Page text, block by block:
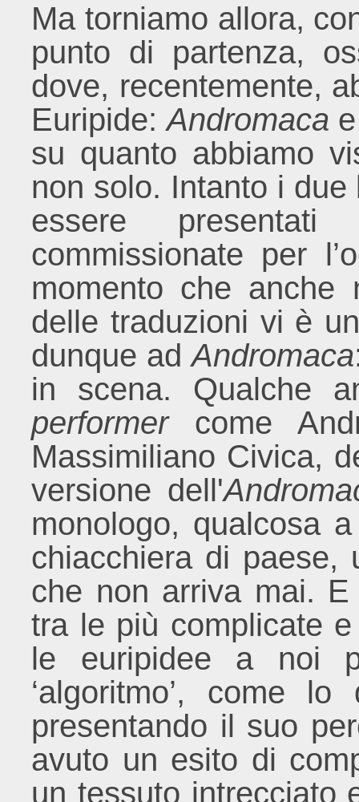
Ma torniamo allora,
punto di partenza,
dove, recentemente,
Euripide:Andromaca
su quanto abbiamo
non solo. Intanto i
essere
commissionate per
momento che anche
delle traduzioni vi è
dunque adAndromaca
in scena. Qualche
performercome
Massimiliano Civica,
versione dell'
monologo, qualcosa
chiacchiera di paese,
che non arriva mai.
tra le più complicate
le euripidee a noi
‘algoritmo’, come
presentando il suo
avuto un esito di
un tessuto intrecciato